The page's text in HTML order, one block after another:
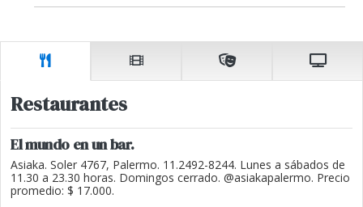
Restaurantes
El mundo en un bar.
Asiaka. Soler 4767, Palermo. 11.2492-8244. Lunes a sábados de
11.30 a 23.30 horas. Domingos cerrado. @asiakapalermo. Precio
promedio: $ 17.000.